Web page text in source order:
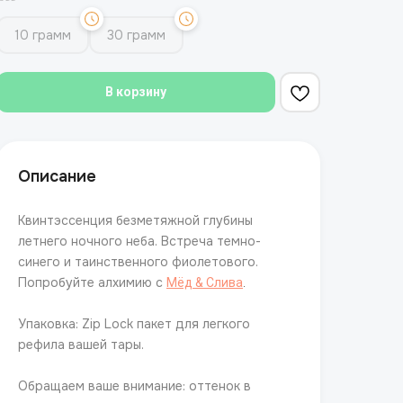
10 грамм 30 грамм
В корзину
Описание
Квинтэссенция безметяжной глубины
летнего ночного неба. Встреча темно-
синего и таинственного фиолетового.
Попробуйте алхимию с Мёд & Слива
Упаковка: Zip Lock пакет для легкого
рефила вашей тары.
Обращаем ваше внимание: оттенок в